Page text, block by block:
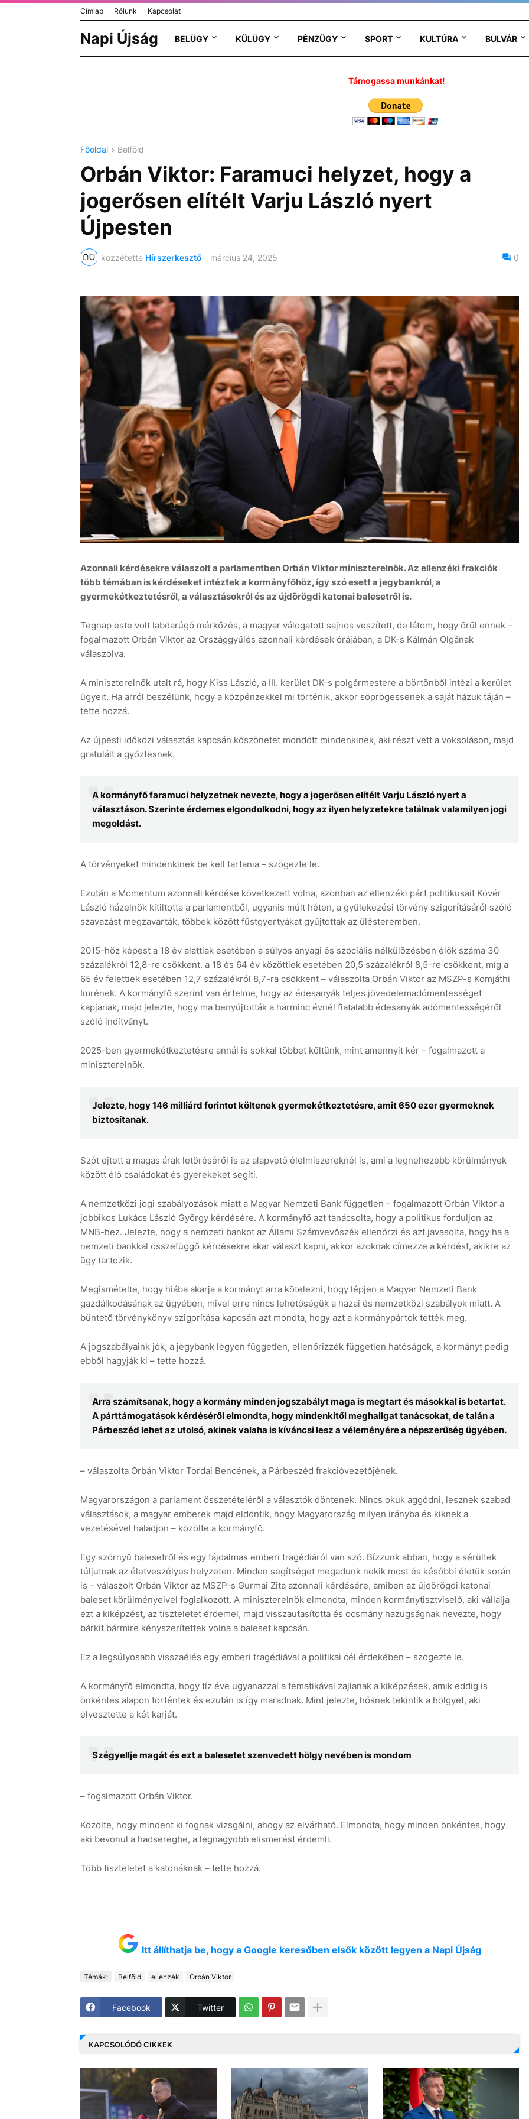
Címlap Rólunk Kapcsolat
Napi Újság BELÜGY KÜLÜGY PÉNZÜGY SPORT KULTÚRA BULVÁR
Támogassa munkánkat!
Főoldal Belföld
Orbán Viktor: Faramuci helyzet, hogy a
jogerősen elítélt Varju László nyert
Újpesten
közzétette Hírszerkesztő - március 24, 2025 0
Azonnali kérdésekre válaszolt a parlamentben Orbán Viktor miniszterelnök. Az ellenzéki frakciók
több témában is kérdéseket intéztek a kormányfőhöz, így szó esett a jegybankról, a
gyermekétkeztetésről, a választásokról és az újdörögdi katonai balesetről is.
Tegnap este volt labdarúgó mérkőzés, a magyar válogatott sajnos veszített, de látom, hogy örül ennek –
fogalmazott Orbán Viktor az Országgyűlés azonnali kérdések órájában, a DK-s Kálmán Olgának
válaszolva.
A miniszterelnök utalt rá, hogy Kiss László, a III. kerület DK-s polgármestere a börtönből intézi a kerület
ügyeit. Ha arról beszélünk, hogy a közpénzekkel mi történik, akkor söprögessenek a saját házuk táján –
tette hozzá.
Az újpesti időközi választás kapcsán köszönetet mondott mindenkinek, aki részt vett a voksoláson, majd
gratulált a győztesnek.
A kormányfő faramuci helyzetnek nevezte, hogy a jogerősen elítélt Varju László nyert a
választáson. Szerinte érdemes elgondolkodni, hogy az ilyen helyzetekre találnak valamilyen jogi
megoldást.
A törvényeket mindenkinek be kell tartania – szögezte le.
Ezután a Momentum azonnali kérdése következett volna, azonban az ellenzéki párt politikusait Kövér
László házelnök kitiltotta a parlamentből, ugyanis múlt héten, a gyülekezési törvény szigorításáról szóló
szavazást megzavarták, többek között füstgyertyákat gyújtottak az ülésteremben.
2015-höz képest a 18 év alattiak esetében a súlyos anyagi és szociális nélkülözésben élők száma 30
százalékról 12,8-re csökkent. a 18 és 64 év közöttiek esetében 20,5 százalékról 8,5-re csökkent, míg a
65 év felettiek esetében 12,7 százalékról 8,7-ra csökkent – válaszolta Orbán Viktor az MSZP-s Komjáthi
Imrének. A kormányfő szerint van értelme, hogy az édesanyák teljes jövedelemadómentességet
kapjanak, majd jelezte, hogy ma benyújtották a harminc évnél fiatalabb édesanyák adómentességéről
szóló indítványt.
2025-ben gyermekétkeztetésre annál is sokkal többet költünk, mint amennyit kér – fogalmazott a
miniszterelnök.
Jelezte, hogy 146 milliárd forintot költenek gyermekétkeztetésre, amit 650 ezer gyermeknek
biztosítanak.
Szót ejtett a magas árak letöréséről is az alapvető élelmiszereknél is, ami a legnehezebb körülmények
között élő családokat és gyerekeket segíti.
A nemzetközi jogi szabályozások miatt a Magyar Nemzeti Bank független – fogalmazott Orbán Viktor a
jobbikos Lukács László György kérdésére. A kormányfő azt tanácsolta, hogy a politikus forduljon az
MNB-hez. Jelezte, hogy a nemzeti bankot az Állami Számvevőszék ellenőrzi és azt javasolta, hogy ha a
nemzeti bankkal összefüggő kérdésekre akar választ kapni, akkor azoknak címezze a kérdést, akikre az
ügy tartozik.
Megismételte, hogy hiába akarja a kormányt arra kötelezni, hogy lépjen a Magyar Nemzeti Bank
gazdálkodásának az ügyében, mivel erre nincs lehetőségük a hazai és nemzetközi szabályok miatt. A
büntető törvénykönyv szigorítása kapcsán azt mondta, hogy azt a kormánypártok tették meg.
A jogszabályaink jók, a jegybank legyen független, ellenőrizzék független hatóságok, a kormányt pedig
ebből hagyják ki – tette hozzá.
Arra számítsanak, hogy a kormány minden jogszabályt maga is megtart és másokkal is betartat.
A párttámogatások kérdéséről elmondta, hogy mindenkitől meghallgat tanácsokat, de talán a
Párbeszéd lehet az utolsó, akinek valaha is kíváncsi lesz a véleményére a népszerűség ügyében.
– válaszolta Orbán Viktor Tordai Bencének, a Párbeszéd frakcióvezetőjének.
Magyarországon a parlament összetételéről a választók döntenek. Nincs okuk aggódni, lesznek szabad
választások, a magyar emberek majd eldöntik, hogy Magyarország milyen irányba és kiknek a
vezetésével haladjon – közölte a kormányfő.
Egy szörnyű balesetről és egy fájdalmas emberi tragédiáról van szó. Bízzunk abban, hogy a sérültek
túljutnak az életveszélyes helyzeten. Minden segítséget megadunk nekik most és későbbi életük során
is – válaszolt Orbán Viktor az MSZP-s Gurmai Zita azonnali kérdésére, amiben az újdörögdi katonai
baleset körülményeivel foglalkozott. A miniszterelnök elmondta, minden kormánytisztviselő, aki vállalja
ezt a kiképzést, az tiszteletet érdemel, majd visszautasította és ocsmány hazugságnak nevezte, hogy
bárkit bármire kényszerítettek volna a baleset kapcsán.
Ez a legsúlyosabb visszaélés egy emberi tragédiával a politikai cél érdekében – szögezte le.
A kormányfő elmondta, hogy tíz éve ugyanazzal a tematikával zajlanak a kiképzések, amik eddig is
önkéntes alapon történtek és ezután is így maradnak. Mint jelezte, hősnek tekintik a hölgyet, aki
elvesztette a két karját.
Szégyellje magát és ezt a balesetet szenvedett hölgy nevében is mondom
– fogalmazott Orbán Viktor.
Közölte, hogy mindent ki fognak vizsgálni, ahogy az elvárható. Elmondta, hogy minden önkéntes, hogy
aki bevonul a hadseregbe, a legnagyobb elismerést érdemli.
Több tiszteletet a katonáknak – tette hozzá.
Itt állíthatja be, hogy a Google keresőben elsők között legyen a Napi Újság
Témák: Belföld ellenzék Orbán Viktor
Facebook Twitter
KAPCSOLÓDÓ CIKKEK